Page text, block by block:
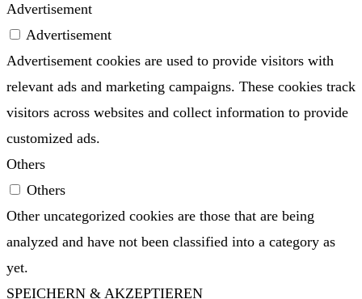
Advertisement
Advertisement
Advertisement cookies are used to provide visitors with
relevant ads and marketing campaigns. These cookies track
visitors across websites and collect information to provide
customized ads.
Others
Others
Other uncategorized cookies are those that are being
analyzed and have not been classified into a category as
yet.
SPEICHERN & AKZEPTIEREN